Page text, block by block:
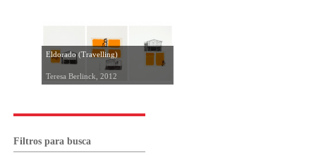
Eldorado (Travelling)
Teresa Berlinck, 2012
Filtros para busca